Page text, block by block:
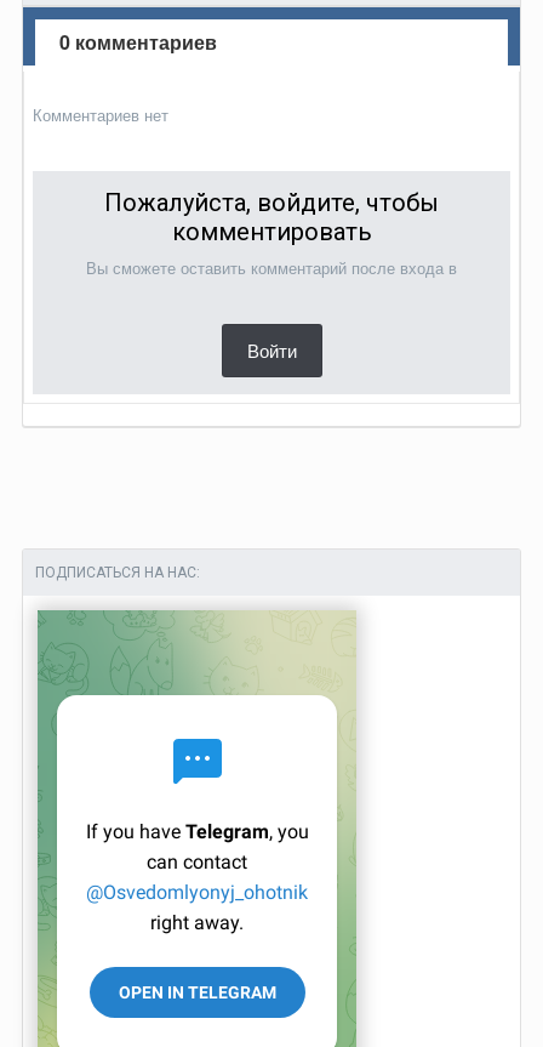
0 комментариев
Комментариев нет
Пожалуйста, войдите, чтобы
комментировать
Вы сможете оставить комментарий после входа в
Войти
ПОДПИСАТЬСЯ НА НАС: